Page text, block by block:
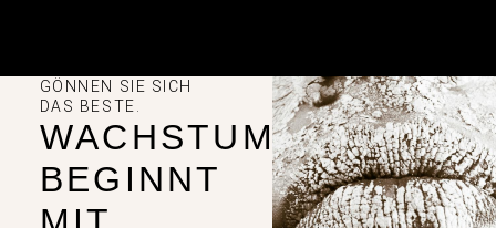
GÖNNEN SIE SICH
DAS BESTE.
WACHSTUM
BEGINNT